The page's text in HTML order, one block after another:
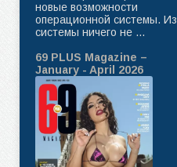
новые возможности
операционной системы. Из
системы ничего не ...
69 PLUS Magazine –
January - April 2026